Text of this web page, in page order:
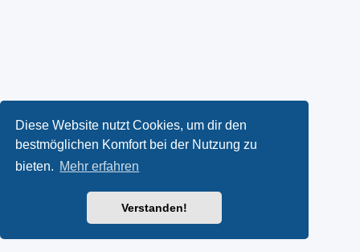
Diese Website nutzt Cookies, um dir den
bestmöglichen Komfort bei der Nutzung zu
bieten. Mehr erfahren
Verstanden!